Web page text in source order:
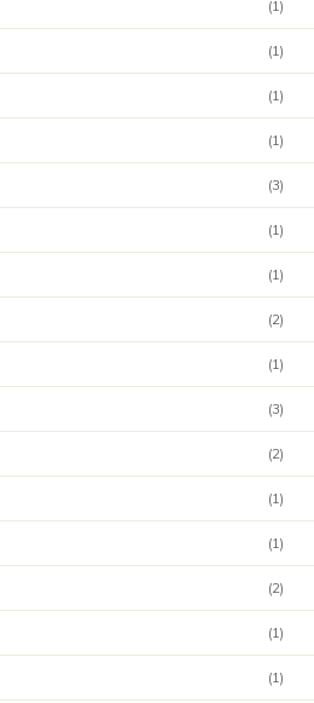
(1)
(1)
(1)
(1)
(3)
(1)
(1)
(2)
(1)
(3)
(2)
(1)
(1)
(2)
(1)
(1)